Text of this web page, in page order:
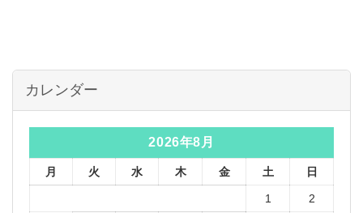
カレンダー
2026年8月
月 火 水 木 金 土 日
1 2